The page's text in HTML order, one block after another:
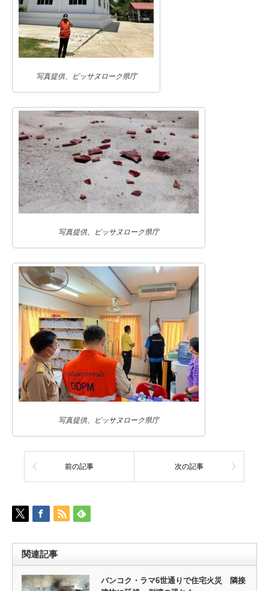
写真提供、ピッサヌローク県庁
写真提供、ピッサヌローク県庁
写真提供、ピッサヌローク県庁
前の記事 次の記事
関連記事
バンコク・ラマ6世通りで住宅火災 隣接